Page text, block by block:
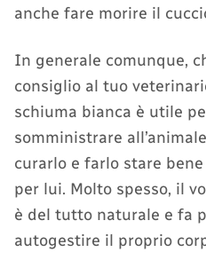
anche fare morire il
In generale comunque,
consiglio al tuo
schiuma bianca è utile
somministrare
curarlo e farlo stare
per lui. Molto spesso, il
è del tutto naturale e fa
autogestire il proprio